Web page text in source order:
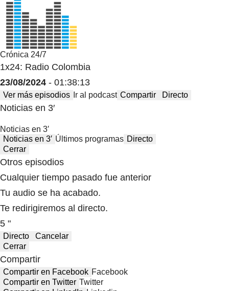
Crónica 24/7
1x24: Radio Colombia
23/08/2024 - 01:38:13
Ver más episodios Ir al podcast Compartir Directo
Noticias en 3′
Noticias en 3′
Noticias en 3′ Últimos programas Directo
Cerrar
Otros episodios
Cualquier tiempo pasado fue anterior
Tu audio se ha acabado.
Te redirigiremos al directo.
5 "
Directo
Cancelar
Cerrar
Compartir
Compartir en Facebook Facebook
Compartir en Twitter Twitter